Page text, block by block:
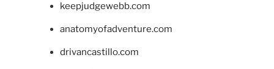
keepjudgewebb.com
anatomyofadventure.com
drivancastillo.com